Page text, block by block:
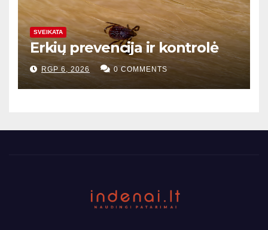
SVEIKATA
Erkių prevencija ir kontrolė
RGP 6, 2026 0 COMMENTS